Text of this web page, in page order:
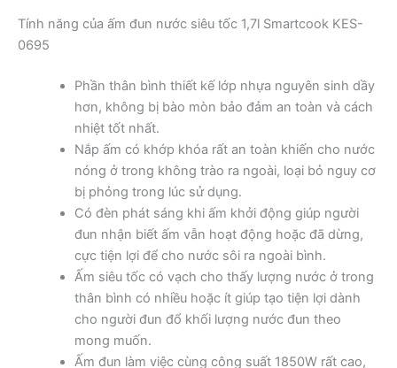
Tính năng của ấm đun nước siêu tốc 1,7l Smartcook KES-
0695
Phần thân bình thiết kế lớp nhựa nguyên sinh dầy
hơn, không bị bào mòn bảo đảm an toàn và cách
nhiệt tốt nhất.
Nắp ấm có khớp khóa rất an toàn khiến cho nước
nóng ở trong không trào ra ngoài, loại bỏ nguy cơ
bị phỏng trong lúc sử dụng.
Có đèn phát sáng khi ấm khởi động giúp người
đun nhận biết ấm vẫn hoạt động hoặc đã dừng,
cực tiện lợi để cho nước sôi ra ngoài bình.
Ấm siêu tốc có vạch cho thấy lượng nước ở trong
thân bình có nhiều hoặc ít giúp tạo tiện lợi dành
cho người đun đổ khối lượng nước đun theo
mong muốn.
Ấm đun làm việc cùng công suất 1850W rất cao,